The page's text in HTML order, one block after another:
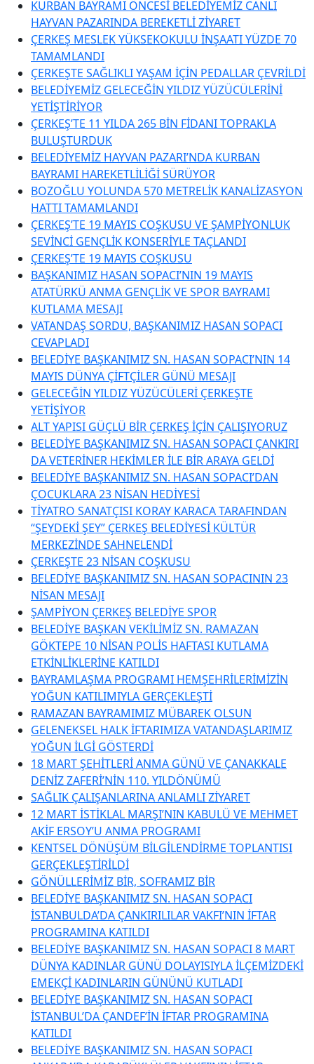
KURBAN BAYRAMI ÖNCESİ BELEDİYEMİZ CANLI
HAYVAN PAZARINDA BEREKETLİ ZİYARET
ÇERKEŞ MESLEK YÜKSEKOKULU İNŞAATI YÜZDE 70
TAMAMLANDI
ÇERKEŞTE SAĞLIKLI YAŞAM İÇİN PEDALLAR ÇEVRİLDİ
BELEDİYEMİZ GELECEĞİN YILDIZ YÜZÜCÜLERİNİ
YETİŞTİRİYOR
ÇERKEŞ’TE 11 YILDA 265 BİN FİDANI TOPRAKLA
BULUŞTURDUK
BELEDİYEMİZ HAYVAN PAZARI’NDA KURBAN
BAYRAMI HAREKETLİLİĞİ SÜRÜYOR
BOZOĞLU YOLUNDA 570 METRELİK KANALİZASYON
HATTI TAMAMLANDI
ÇERKEŞ’TE 19 MAYIS COŞKUSU VE ŞAMPİYONLUK
SEVİNCİ GENÇLİK KONSERİYLE TAÇLANDI
ÇERKEŞ’TE 19 MAYIS COŞKUSU
BAŞKANIMIZ HASAN SOPACI’NIN 19 MAYIS
ATATÜRKÜ ANMA GENÇLİK VE SPOR BAYRAMI
KUTLAMA MESAJI
VATANDAŞ SORDU, BAŞKANIMIZ HASAN SOPACI
CEVAPLADI
BELEDİYE BAŞKANIMIZ SN. HASAN SOPACI’NIN 14
MAYIS DÜNYA ÇİFTÇİLER GÜNÜ MESAJI
GELECEĞİN YILDIZ YÜZÜCÜLERİ ÇERKEŞTE
YETİŞİYOR
ALT YAPISI GÜÇLÜ BİR ÇERKEŞ İÇİN ÇALIŞIYORUZ
BELEDİYE BAŞKANIMIZ SN. HASAN SOPACI ÇANKIRI
DA VETERİNER HEKİMLER İLE BİR ARAYA GELDİ
BELEDİYE BAŞKANIMIZ SN. HASAN SOPACI’DAN
ÇOCUKLARA 23 NİSAN HEDİYESİ
TİYATRO SANATÇISI KORAY KARACA TARAFINDAN
“ŞEYDEKİ ŞEY” ÇERKEŞ BELEDİYESİ KÜLTÜR
MERKEZİNDE SAHNELENDİ
ÇERKEŞTE 23 NİSAN COŞKUSU
BELEDİYE BAŞKANIMIZ SN. HASAN SOPACININ 23
NİSAN MESAJI
ŞAMPİYON ÇERKEŞ BELEDİYE SPOR
BELEDİYE BAŞKAN VEKİLİMİZ SN. RAMAZAN
GÖKTEPE 10 NİSAN POLİS HAFTASI KUTLAMA
ETKİNLİKLERİNE KATILDI
BAYRAMLAŞMA PROGRAMI HEMŞEHRİLERİMİZİN
YOĞUN KATILIMIYLA GERÇEKLEŞTİ
RAMAZAN BAYRAMIMIZ MÜBAREK OLSUN
GELENEKSEL HALK İFTARIMIZA VATANDAŞLARIMIZ
YOĞUN İLGİ GÖSTERDİ
18 MART ŞEHİTLERİ ANMA GÜNÜ VE ÇANAKKALE
DENİZ ZAFERİ’NİN 110. YILDÖNÜMÜ
SAĞLIK ÇALIŞANLARINA ANLAMLI ZİYARET
12 MART İSTİKLAL MARŞI’NIN KABULÜ VE MEHMET
AKİF ERSOY’U ANMA PROGRAMI
KENTSEL DÖNÜŞÜM BİLGİLENDİRME TOPLANTISI
GERÇEKLEŞTİRİLDİ
GÖNÜLLERİMİZ BİR, SOFRAMIZ BİR
BELEDİYE BAŞKANIMIZ SN. HASAN SOPACI
İSTANBULDA’DA ÇANKIRILILAR VAKFI’NIN İFTAR
PROGRAMINA KATILDI
BELEDİYE BAŞKANIMIZ SN. HASAN SOPACI 8 MART
DÜNYA KADINLAR GÜNÜ DOLAYISIYLA İLÇEMİZDEKİ
EMEKÇİ KADINLARIN GÜNÜNÜ KUTLADI
BELEDİYE BAŞKANIMIZ SN. HASAN SOPACI
İSTANBUL’DA ÇANDEF’İN İFTAR PROGRAMINA
KATILDI
BELEDİYE BAŞKANIMIZ SN. HASAN SOPACI